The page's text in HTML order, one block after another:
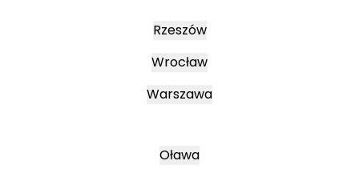
Rzeszów
Wrocław
Warszawa
Oława